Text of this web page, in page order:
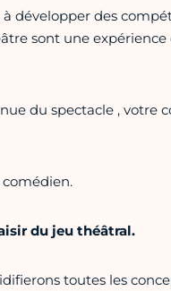
développer des
sont une
du spectacle , votre
du jeu théâtral.
toutes les